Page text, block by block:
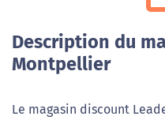
Description du
Montpellier
Le magasin discount